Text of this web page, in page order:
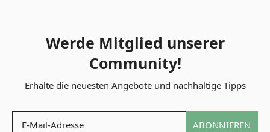
Werde Mitglied unserer
Community!
Erhalte die neuesten Angebote und nachhaltige Tipps
ABONNIEREN